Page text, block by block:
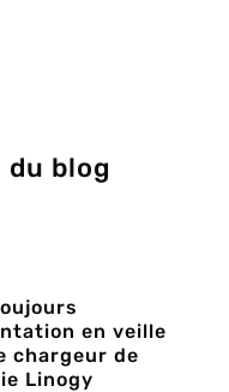
blog
en veille
chargeur de
Linogy